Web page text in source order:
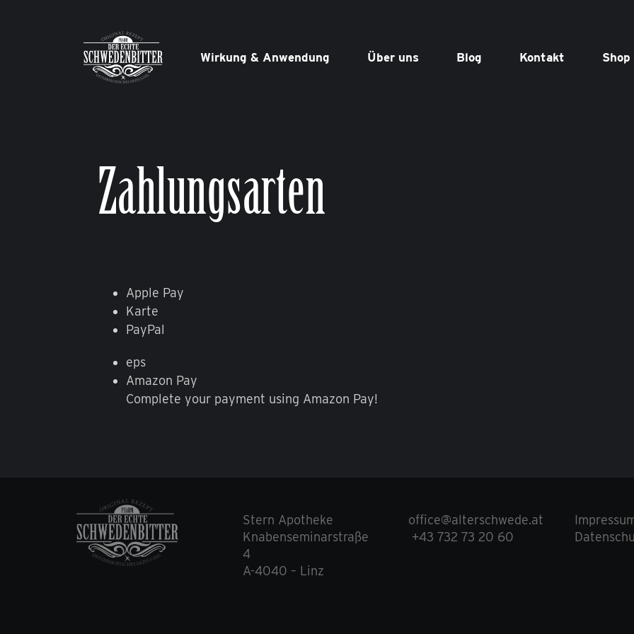
Wirkung & Anwendung Über uns Blog Kontakt Shop
Zahlungsarten
Apple Pay
Karte
PayPal
eps
Amazon Pay
Complete your payment using Amazon Pay!
Stern Apotheke
Knabenseminarstraße
4
A-4040 – Linz
office@alterschwede.at
+43 732 73 20 60